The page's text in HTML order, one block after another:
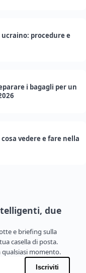
procedure e
i bagagli per un
vedere e fare nella
due
e briefing sulla
casella di posta.
qualsiasi momento.
Iscriviti